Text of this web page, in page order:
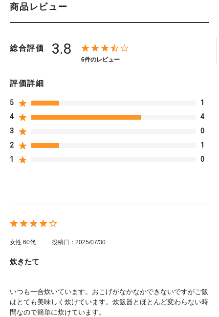
商品レビュー
総合評価 3.8
6件のレビュー
評価詳細
5
1
4
4
3
0
2
1
1
0
女性 60代 投稿日：2025/07/30
炊きたて
いつも一合炊いています。おこげがなかなかできないですがご飯
はとても美味しく炊けています。炊飯器とほとんど変わらない時
間なので簡単に炊けています。